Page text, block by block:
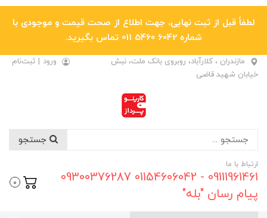
لطفاً قبل از ثبت نهایی، جهت اطلاع از صحت قیمت و موجودی با
شماره 6042 5460 011 تماس بگیرید.
مازندران ، کلارآباد، روبروی بانک ملت، نبش
خیابان شهید قاضی
ورود | ثبت‌نام
ارتباط با ما
09111961461 - 01154606042 09300376287
پیام رسان "بله"
0